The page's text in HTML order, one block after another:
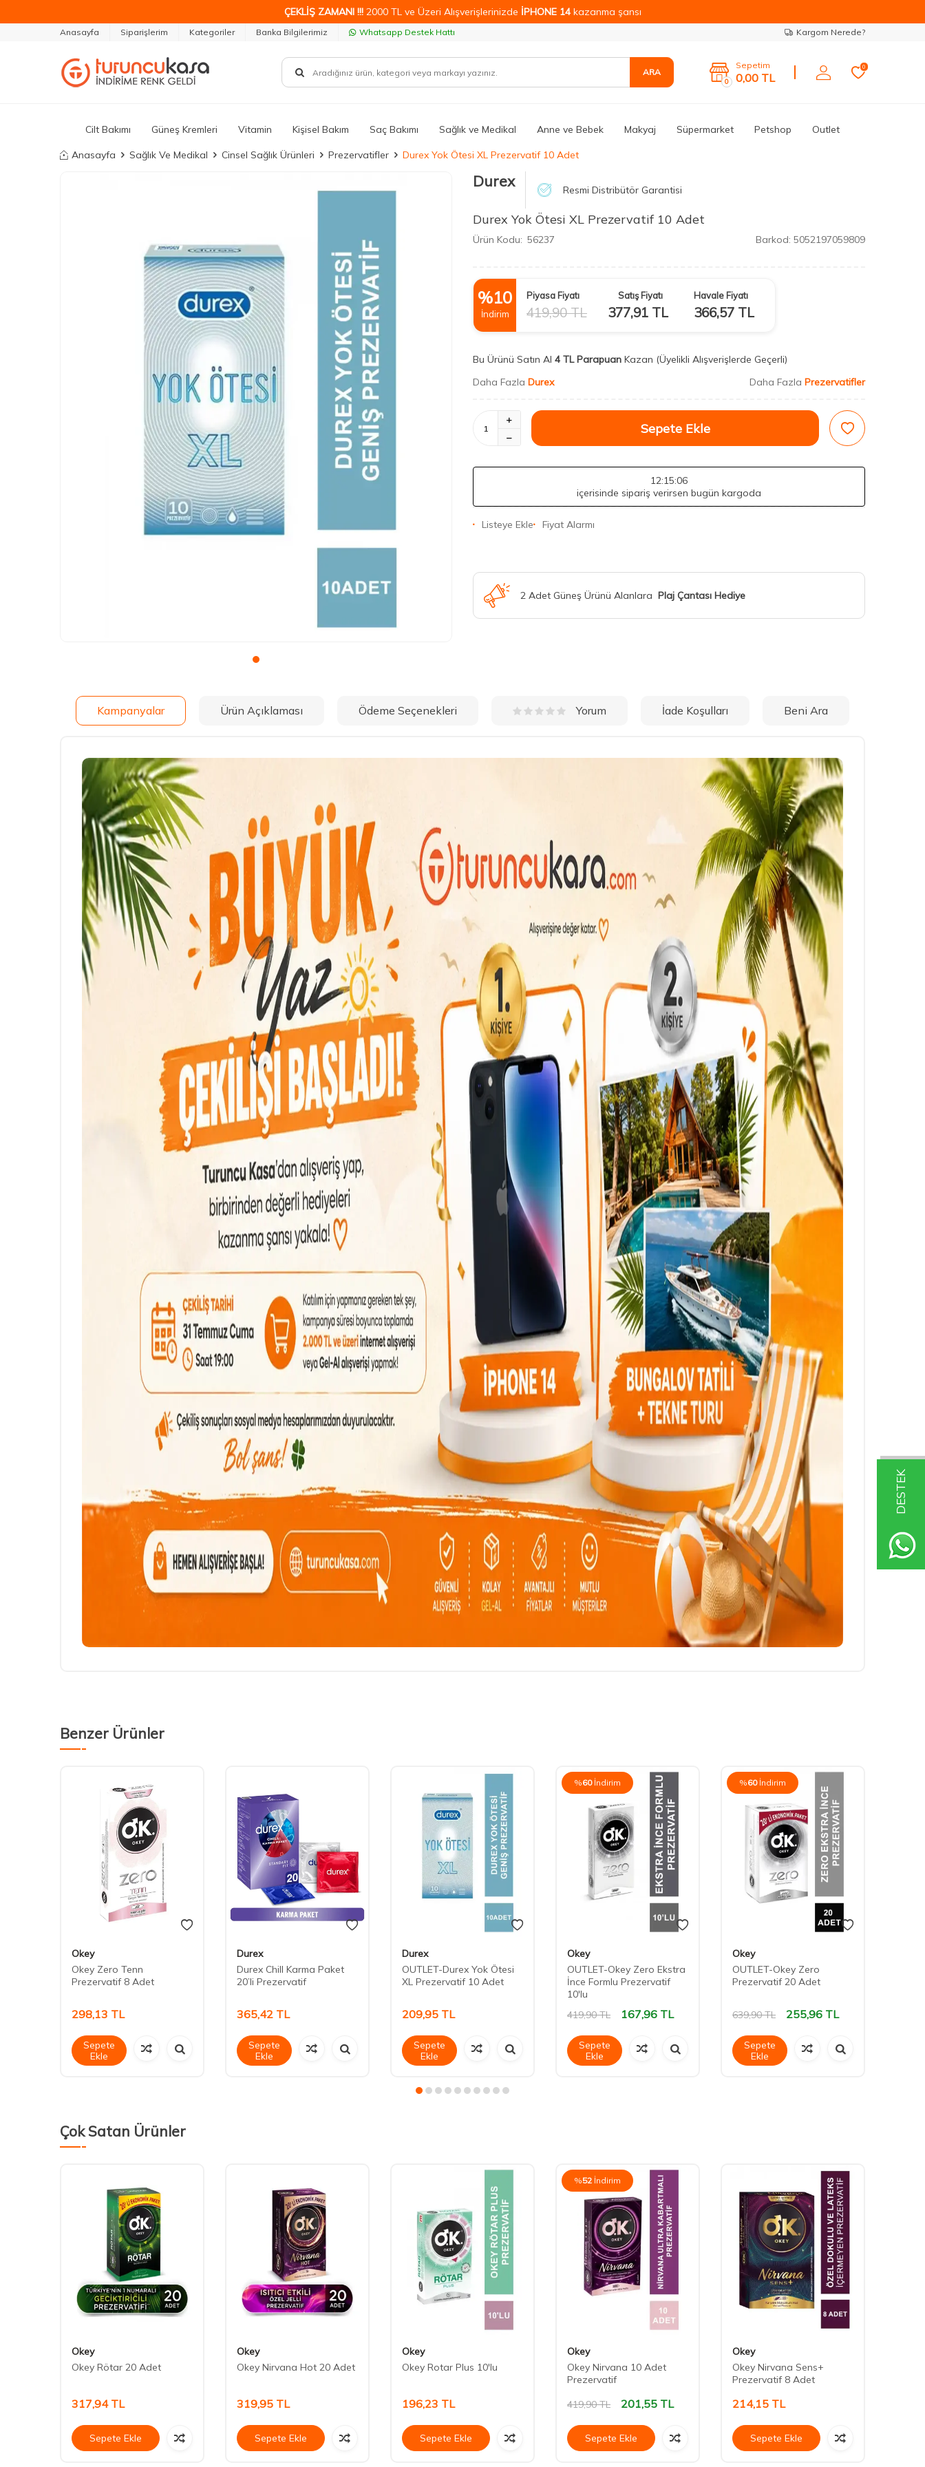
DESTEK
ÇEKLİŞ ZAMANI !!!2000 TL ve Üzeri Alışverişlerinizde İPHONE 14kazanma şansı
Anasayfa Siparişlerim Kategoriler Banka Bilgilerimiz Whatsapp Destek Hattı Kargom Nerede?
ARA
0
Sepetim
0,00 TL
0
Cilt Bakımı Güneş Kremleri Vitamin Kişisel Bakım Saç Bakımı Sağlık ve Medikal Anne ve Bebek Makyaj Süpermarket Petshop Outlet
Anasayfa Sağlık Ve Medikal Cinsel Sağlık Ürünleri Prezervatifler Durex Yok Ötesi XL Prezervatif 10 Adet
Durex Resmi Distribütör Garantisi
Durex Yok Ötesi XL Prezervatif 10 Adet
Ürün Kodu: 56237 Barkod: 5052197059809
%10
İndirim
Piyasa Fiyatı
419,90TL
Satış Fiyatı
377,91 TL
Havale Fiyatı
366,57 TL
Bu Ürünü Satın Al 4 TL Parapuan Kazan (Üyelikli Alışverişlerde Geçerli)
Daha Fazla Durex Daha Fazla Prezervatifler
Sepete Ekle
12:15:04
içerisinde sipariş verirsen bugün kargoda
Listeye Ekle Fiyat Alarmı
2 Adet Güneş Ürünü Alanlara Plaj Çantası Hediye
Kampanyalar Ürün Açıklaması Ödeme Seçenekleri Yorum İade Koşulları Beni Ara
Benzer Ürünler
Okey
Okey Zero Tenn
Prezervatif 8 Adet
298,13 TL
Sepete
Ekle
Durex
Durex Chill Karma Paket
20’li Prezervatif
365,42 TL
Sepete
Ekle
Durex
OUTLET-Durex Yok Ötesi
XL Prezervatif 10 Adet
209,95 TL
Sepete
Ekle
%60 İndirim
Okey
OUTLET-Okey Zero Ekstra
İnce Formlu Prezervatif
10'lu
419,90TL 167,96 TL
Sepete
Ekle
%60 İndirim
Okey
OUTLET-Okey Zero
Prezervatif 20 Adet
639,90TL 255,96 TL
Sepete
Ekle
Çok Satan Ürünler
Okey
Okey Rötar 20 Adet
317,94TL
Sepete Ekle
Okey
Okey Nirvana Hot 20 Adet
319,95 TL
Sepete Ekle
Okey
Okey Rotar Plus 10'lu
196,23 TL
Sepete Ekle
%52 İndirim
Okey
Okey Nirvana 10 Adet
Prezervatif
419,90TL 201,55 TL
Sepete Ekle
Okey
Okey Nirvana Sens+
Prezervatif 8 Adet
214,15 TL
Sepete Ekle